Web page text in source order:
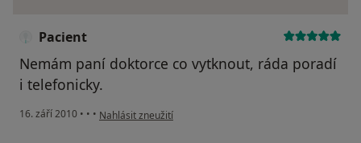
Pacient
Nemám paní doktorce co vytknout, ráda poradí
i telefonicky.
16. září 2010 • • • podle názoru uživatele Pacient
Nahlásit zneužití